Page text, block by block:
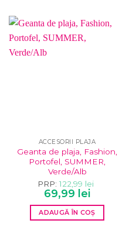
ACCESORII PLAJA
Geanta de plaja, Fashion,
Portofel, SUMMER,
Verde/Alb
PRP: 122,99 lei
Prețul
inițial
a
fost:
122,99 lei.
69,99 leiPrețul
curent
este:
69,99 lei.
ADAUGĂ ÎN COȘ